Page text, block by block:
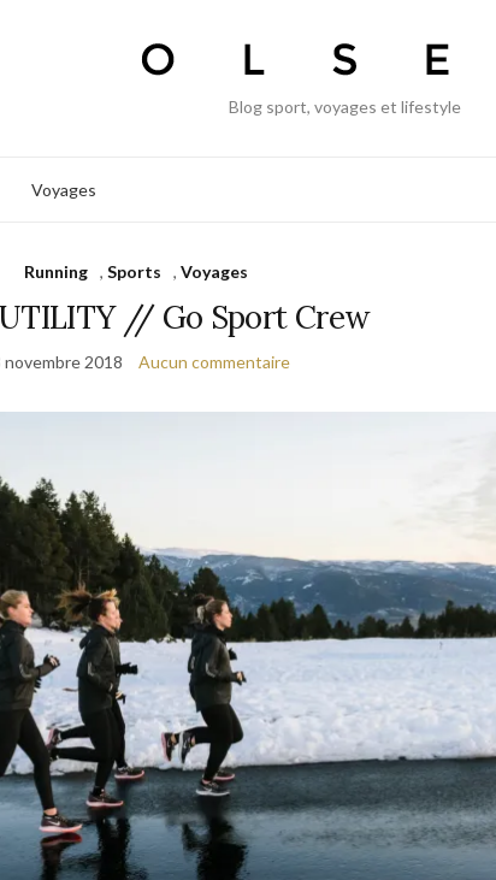
Blog sport, voyages et lifestyle
Voyages
Running , Sports , Voyages
// Go Sport Crew
novembre 2018 Aucun commentaire